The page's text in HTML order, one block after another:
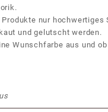
nur
und gelutscht werden.
Wunschfarbe aus und